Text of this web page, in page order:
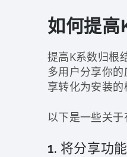
如何提高
提高K系数归根
多用户分享你
享转化为安装的
以下是一些关于
1. 将分享功